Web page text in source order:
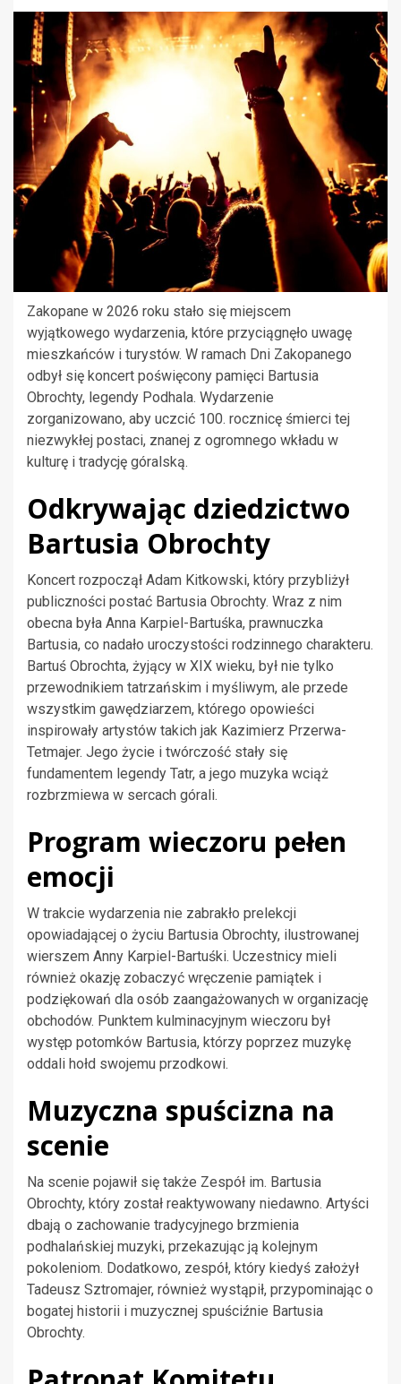
Zakopane w 2026 roku stało się miejscem
wyjątkowego wydarzenia, które przyciągnęło uwagę
mieszkańców i turystów. W ramach Dni Zakopanego
odbył się koncert poświęcony pamięci Bartusia
Obrochty, legendy Podhala. Wydarzenie
zorganizowano, aby uczcić 100. rocznicę śmierci tej
niezwykłej postaci, znanej z ogromnego wkładu w
kulturę i tradycję góralską.
Odkrywając dziedzictwo
Bartusia Obrochty
Koncert rozpoczął Adam Kitkowski, który przybliżył
publiczności postać Bartusia Obrochty. Wraz z nim
obecna była Anna Karpiel-Bartuśka, prawnuczka
Bartusia, co nadało uroczystości rodzinnego charakteru.
Bartuś Obrochta, żyjący w XIX wieku, był nie tylko
przewodnikiem tatrzańskim i myśliwym, ale przede
wszystkim gawędziarzem, którego opowieści
inspirowały artystów takich jak Kazimierz Przerwa-
Tetmajer. Jego życie i twórczość stały się
fundamentem legendy Tatr, a jego muzyka wciąż
rozbrzmiewa w sercach górali.
Program wieczoru pełen
emocji
W trakcie wydarzenia nie zabrakło prelekcji
opowiadającej o życiu Bartusia Obrochty, ilustrowanej
wierszem Anny Karpiel-Bartuśki. Uczestnicy mieli
również okazję zobaczyć wręczenie pamiątek i
podziękowań dla osób zaangażowanych w organizację
obchodów. Punktem kulminacyjnym wieczoru był
występ potomków Bartusia, którzy poprzez muzykę
oddali hołd swojemu przodkowi.
Muzyczna spuścizna na
scenie
Na scenie pojawił się także Zespół im. Bartusia
Obrochty, który został reaktywowany niedawno. Artyści
dbają o zachowanie tradycyjnego brzmienia
podhalańskiej muzyki, przekazując ją kolejnym
pokoleniom. Dodatkowo, zespół, który kiedyś założył
Tadeusz Sztromajer, również wystąpił, przypominając o
bogatej historii i muzycznej spuściźnie Bartusia
Obrochty.